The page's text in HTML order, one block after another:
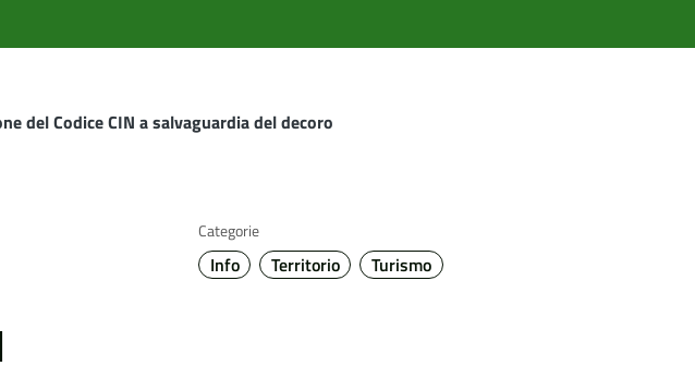
del Codice CIN a salvaguardia del decoro
Categorie
Info Territorio Turismo